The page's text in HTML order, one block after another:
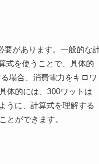
要があります。一般的な
式を使うことで、具体的
場合、消費電力をキロワ
体的には、300ワットは
うに、計算式を理解する
とができます。